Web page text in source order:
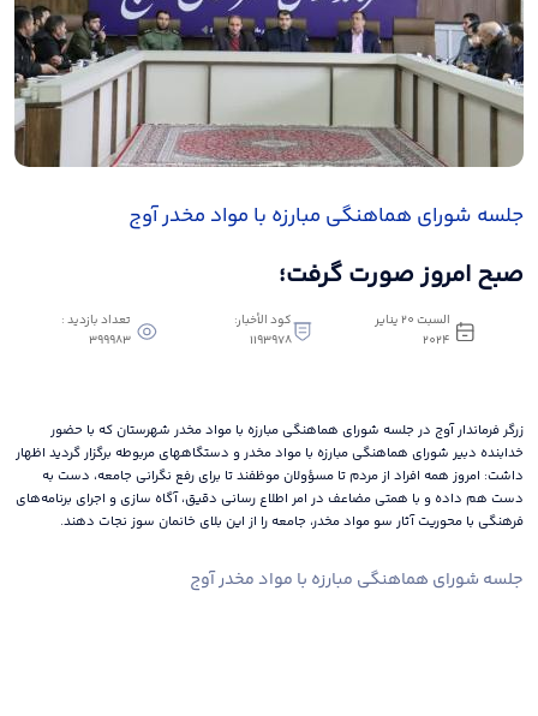
جلسه شورای هماهنگی مبارزه با مواد مخدر آوج
صبح امروز صورت گرفت؛
السبت ٢٠ يناير
٢٠٢٤
كود الأخبار:
1193978
تعداد بازدید :
399983
زرگر فرماندار آوج در جلسه شورای هماهنگی مبارزه با مواد مخدر شهرستان که با حضور
خدابنده دبیر شورای هماهنگی مبارزه با مواد مخدر و دستگاههای مربوطه برگزار گردید اظهار
داشت: امروز همه افراد از مردم تا مسؤولان موظفند تا برای رفع نگرانی جامعه، دست به
دست هم داده و با همتی مضاعف در امر اطلاع رسانی دقیق، آگاه سازی و اجرای برنامه‌های
فرهنگی با محوریت آثار سو مواد مخدر، جامعه را از این بلای خانمان سوز نجات دهند.
جلسه شورای هماهنگی مبارزه با مواد مخدر آوج